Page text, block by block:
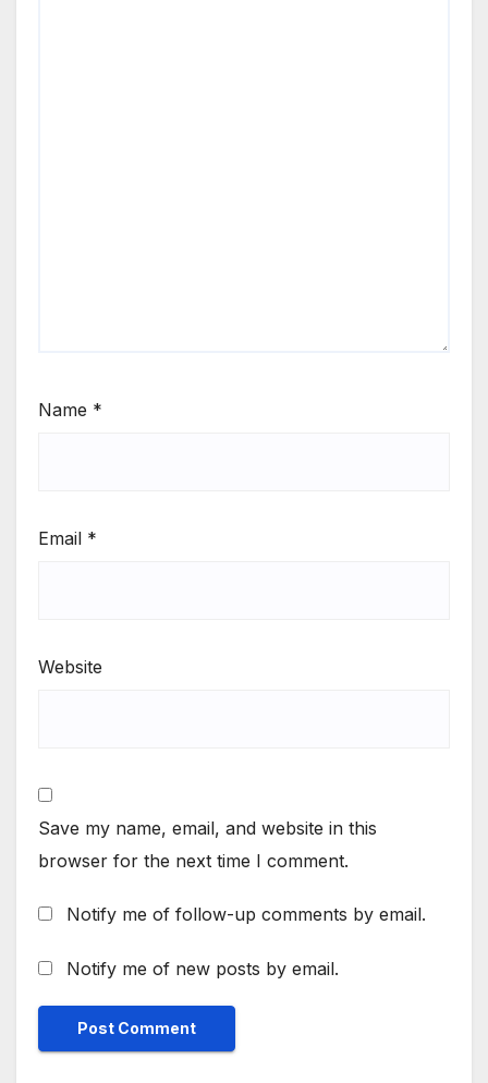
Name *
Email *
Website
Save my name, email, and website in this
browser for the next time I comment.
Notify me of follow-up comments by email.
Notify me of new posts by email.